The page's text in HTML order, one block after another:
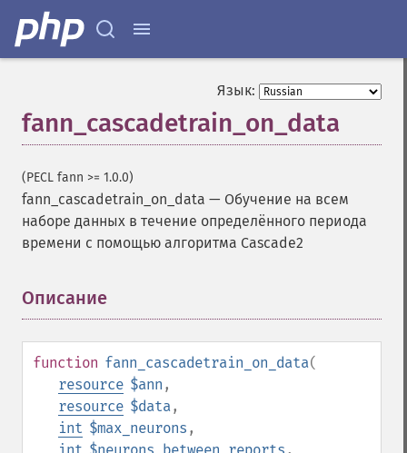
Язык:
fann_cascadetrain_on_data
(PECL fann >= 1.0.0)
fann_cascadetrain_on_data — Обучение на всем
наборе данных в течение определённого периода
времени с помощью алгоритма Cascade2
Описание
function fann_cascadetrain_on_data(
resource $ann ,
resource $data,
int $max_neurons ,